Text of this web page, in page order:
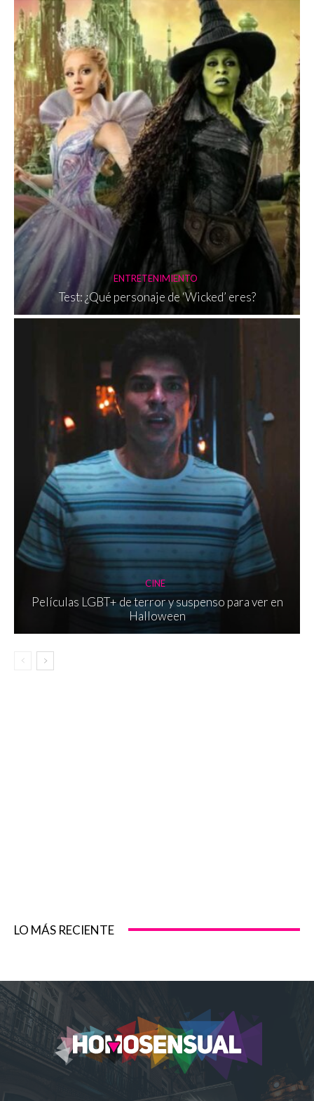
ENTRETENIMIENTO
Test: ¿Qué personaje de ‘Wicked’ eres?
CINE
Películas LGBT+ de terror y suspenso para ver en
Halloween
LO MÁS RECIENTE